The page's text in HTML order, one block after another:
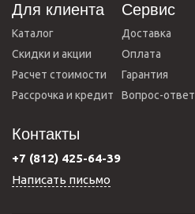
Для клиента
Каталог
Скидки и акции
Расчет стоимости
Рассрочка и кредит
Сервис
Доставка
Оплата
Гарантия
Вопрос-ответ
Контакты
+7 (812) 425-64-39
Написать письмо